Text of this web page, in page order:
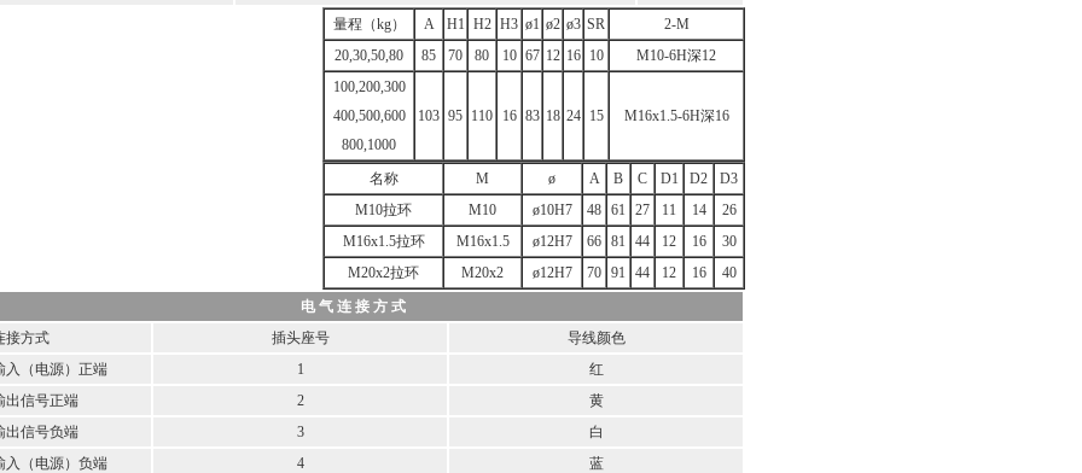
量程（kg）
A H1 H2 H3 ø1 ø2 ø3 SR
2-M
20,30,50,80
85 70 80 10 67 12 16 10
M10-6H深12
100,200,300
400,500,600
800,1000
103 95 110 16 83 18 24 15 M16x1.5-6H深16
名称 M ø A B C D1 D2
D3
M10拉环
M10 ø10H7 48 61 27 11 14
26
M16x1.5拉环
M16x1.5 ø12H7 66 81 44 12 16
30
M20x2拉环
M20x2 ø12H7 70 91 44 12 16
40
电 气 连 接 方 式
方式
插头座号
导线颜色
（电源）正端
1
红
信号正端
2
黄
信号负端
3
白
（电源）负端
4
蓝